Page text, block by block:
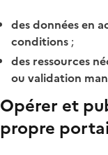
des données en
conditions ;
des ressources
ou validation
Opérer et
propre